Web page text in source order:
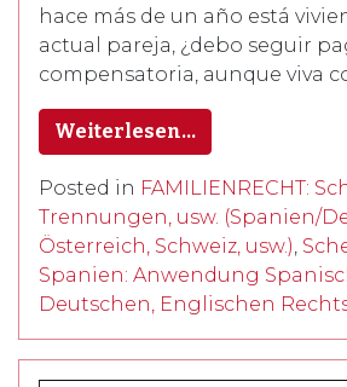
hace más de un año está
actual pareja, ¿debo seguir
compensatoria, aunque viva
Weiterlesen…
Posted in FAMILIENRECHT:
Trennungen, usw. (Spanien/
Österreich, Schweiz, usw.),
Spanien: Anwendung
Deutschen, Englischen